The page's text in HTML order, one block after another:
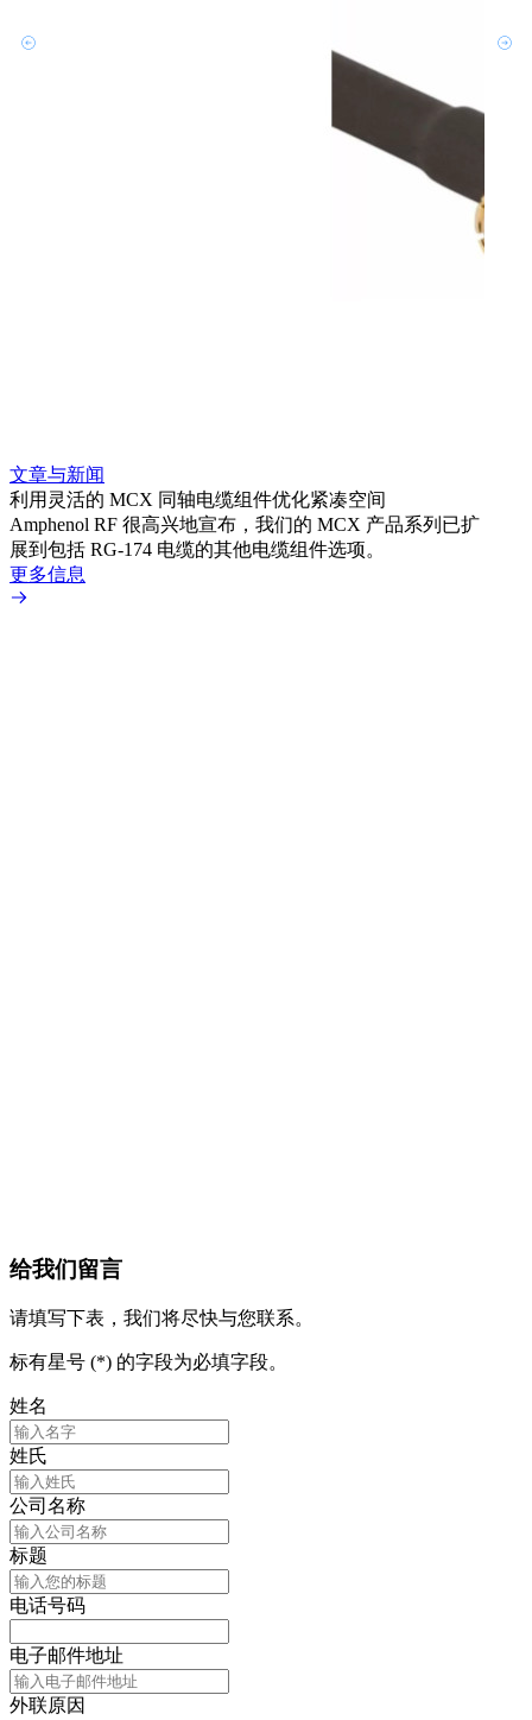
文章与新闻
利用灵活的 MCX 同轴电缆组件优化紧凑空间
Amphenol RF 很高兴地宣布，我们的 MCX 产品系列已扩
展到包括 RG-174 电缆的其他电缆组件选项。
更多信息
给我们留言
请填写下表，我们将尽快与您联系。
标有星号 (*) 的字段为必填字段。
姓名
姓氏
公司名称
标题
电话号码
电子邮件地址
外联原因